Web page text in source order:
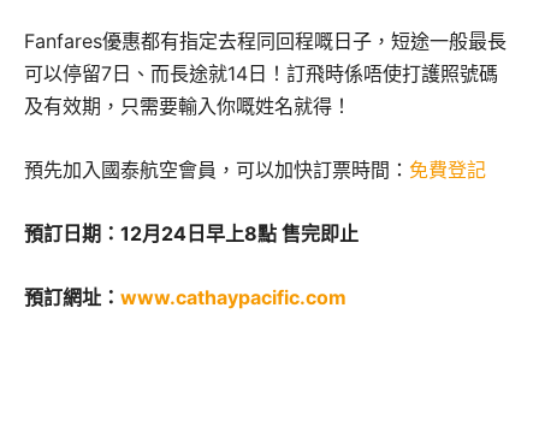
Fanfares優惠都有指定去程同回程嘅日子，短途一般最長
可以停留7日、而長途就14日！訂飛時係唔使打護照號碼
及有效期，只需要輸入你嘅姓名就得！
預先加入國泰航空會員，可以加快訂票時間： 免費登記
預訂日期：12月24日早上8點 售完即止
預訂網址： www.cathaypacific.com